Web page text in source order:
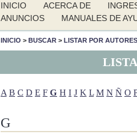
INICIO ACERCA DE
ANUNCIOS
MANUALES DE
INICIO > BUSCAR > LISTAR POR AUTORES
A B C D E F G H I J K L M N Ñ O P
G